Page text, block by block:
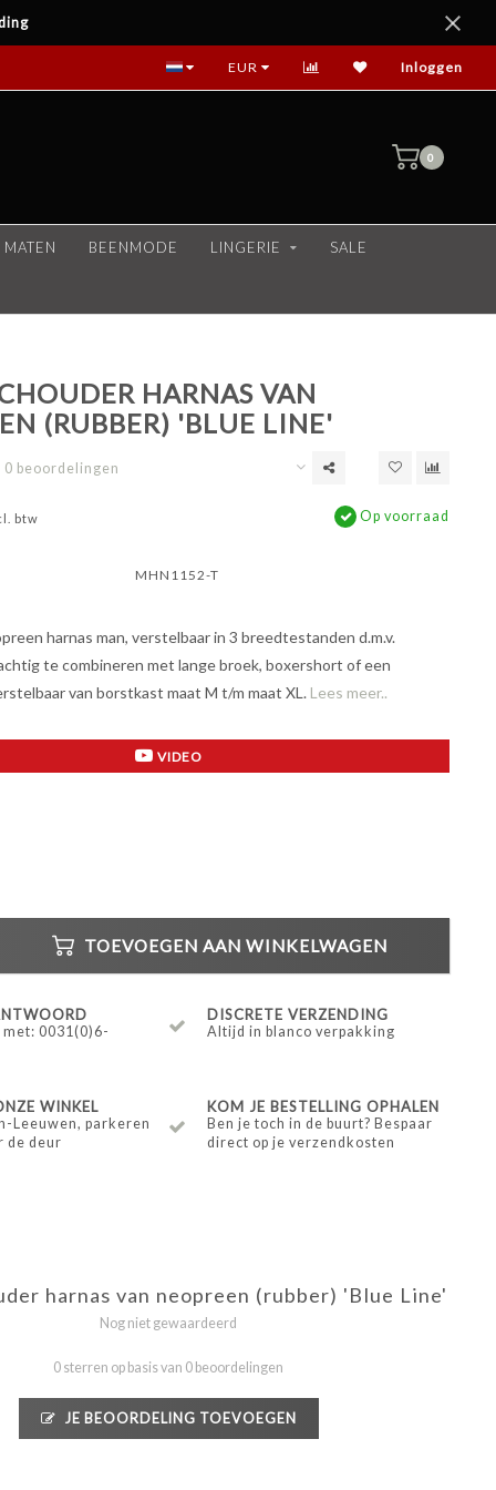
EUR Inloggen
0
BEENMODE LINGERIE SALE
HARNAS VAN
(RUBBER) 'BLUE LINE'
0 beoordelingen
btw Op voorraad
MHN1152-T
harnas man, verstelbaar in 3 breedtestanden d.m.v.
te combineren met lange broek, boxershort of een
van borstkast maat M t/m maat XL. Lees meer..
VIDEO
TOEVOEGEN AAN WINKELWAGEN
0031(0)6-
DISCRETE VERZENDING
Altijd in blanco verpakking
WINKEL
Leeuwen, parkeren
de deur
KOM JE BESTELLING OPHALEN
Ben je toch in de buurt? Bespaar
direct op je verzendkosten
harnas van neopreen (rubber) 'Blue Line'
Nog niet gewaardeerd
0 sterren op basis van 0 beoordelingen
JE BEOORDELING TOEVOEGEN